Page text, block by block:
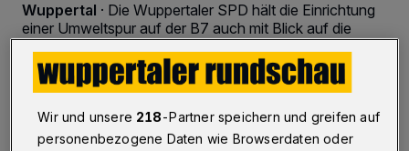
Wuppertal · Die Wuppertaler SPD hält die Einrichtung
einer Umweltspur auf der B7 auch mit Blick auf die
Die Verkehrswende könne nicht gegen den Willen der
Bürgerinnen und Bürger gelingen, so der
Wir und unsere 218-Partner speichern und greifen auf
personenbezogene Daten wie Browserdaten oder